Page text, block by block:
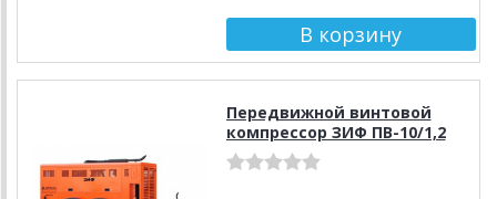
Передвижной винтовой
компрессор ЗИФ ПВ-10/1,2